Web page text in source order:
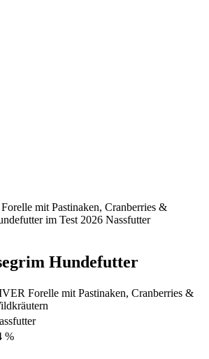
mit Pastinaken, Cranberries &
im Test 2026 Nassfutter
Hundefutter
Forelle mit Pastinaken, Cranberries &
%